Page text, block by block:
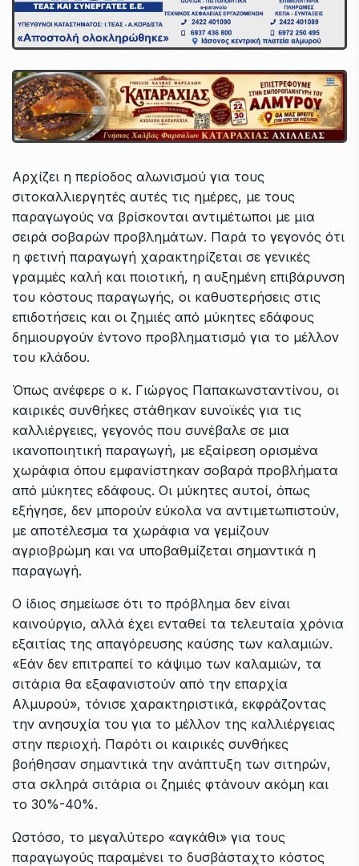
Αρχίζει η περίοδος αλωνισμού για τους
σιτοκαλλιεργητές αυτές τις ημέρες, με τους
παραγωγούς να βρίσκονται αντιμέτωποι με μια
σειρά σοβαρών προβλημάτων. Παρά το γεγονός ότι
η φετινή παραγωγή χαρακτηρίζεται σε γενικές
γραμμές καλή και ποιοτική, η αυξημένη επιβάρυνση
του κόστους παραγωγής, οι καθυστερήσεις στις
επιδοτήσεις και οι ζημιές από μύκητες εδάφους
δημιουργούν έντονο προβληματισμό για το μέλλον
του κλάδου.
Όπως ανέφερε ο κ. Γιώργος Παπακωνσταντίνου, οι
καιρικές συνθήκες στάθηκαν ευνοϊκές για τις
καλλιέργειες, γεγονός που συνέβαλε σε μια
ικανοποιητική παραγωγή, με εξαίρεση ορισμένα
χωράφια όπου εμφανίστηκαν σοβαρά προβλήματα
από μύκητες εδάφους. Οι μύκητες αυτοί, όπως
εξήγησε, δεν μπορούν εύκολα να αντιμετωπιστούν,
με αποτέλεσμα τα χωράφια να γεμίζουν
αγριοβρώμη και να υποβαθμίζεται σημαντικά η
παραγωγή.
Ο ίδιος σημείωσε ότι το πρόβλημα δεν είναι
καινούργιο, αλλά έχει ενταθεί τα τελευταία χρόνια
εξαιτίας της απαγόρευσης καύσης των καλαμιών.
«Εάν δεν επιτραπεί το κάψιμο των καλαμιών, τα
σιτάρια θα εξαφανιστούν από την επαρχία
Αλμυρού», τόνισε χαρακτηριστικά, εκφράζοντας
την ανησυχία του για το μέλλον της καλλιέργειας
στην περιοχή. Παρότι οι καιρικές συνθήκες
βοήθησαν σημαντικά την ανάπτυξη των σιτηρών,
στα σκληρά σιτάρια οι ζημιές φτάνουν ακόμη και
το 30%-40%.
Ωστόσο, το μεγαλύτερο «αγκάθι» για τους
παραγωγούς παραμένει το δυσβάσταχτο κόστος